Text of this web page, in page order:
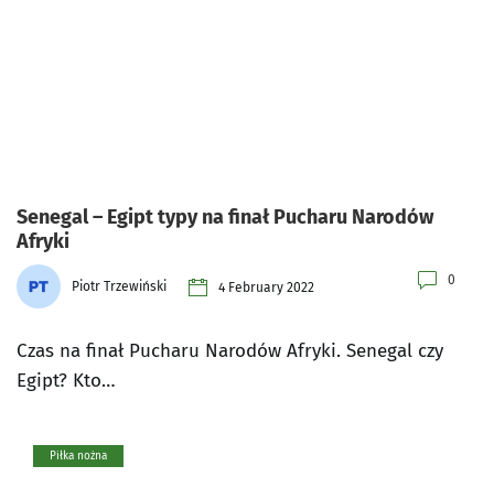
Senegal – Egipt typy na finał Pucharu Narodów
Afryki
Piotr Trzewiński 4 February 2022 0
Czas na finał Pucharu Narodów Afryki. Senegal czy
Egipt? Kto…
Piłka nożna